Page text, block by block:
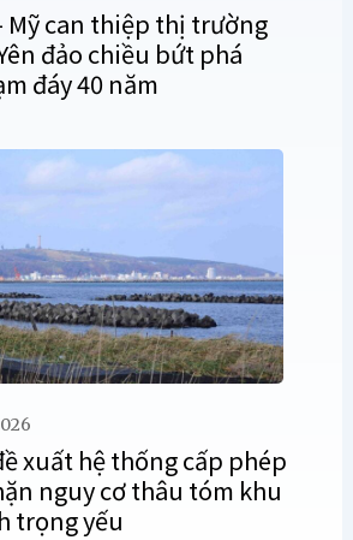
Mỹ can thiệp thị trường
đảo chiều bứt phá
đáy 40 năm
xuất hệ thống cấp phép
nguy cơ thâu tóm khu
trọng yếu